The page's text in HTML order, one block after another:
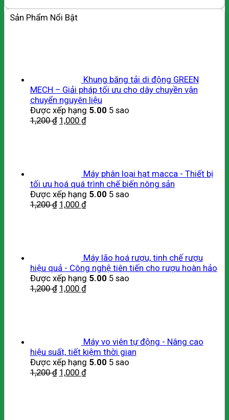
Sản Phẩm Nổi Bật
Khung băng tải di động GREEN
MECH – Giải pháp tối ưu cho dây chuyền vận
chuyển nguyên liệu
Được xếp hạng 5.00 5 sao
1,200₫ 1,000 ₫
Máy phân loại hạt macca - Thiết bị
tối ưu hoá quá trình chế biến nông sản
Được xếp hạng 5.00 5 sao
1,200₫ 1,000 ₫
Máy lão hoá rượu, tinh chế rượu
hiệu quả - Công nghệ tiên tiến cho rượu hoàn hảo
Được xếp hạng 5.00 5 sao
1,200₫ 1,000 ₫
Máy vo viên tự động - Nâng cao
hiệu suất, tiết kiệm thời gian
Được xếp hạng 5.00 5 sao
1,200₫ 1,000 ₫